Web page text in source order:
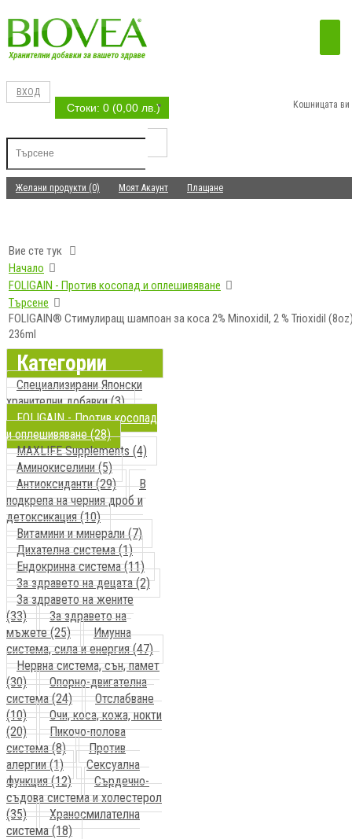
ВХОД
Стоки: 0 (0,00 лв.) Кошницата ви
Желани продукти (0) Моят Акаунт Плащане
Вие сте тук
Начало
FOLIGAIN - Против косопад и оплешивяване
Търсене
FOLIGAIN® Стимулиращ шампоан за коса 2% Minoxidil, 2 % Trioxidil
236ml
Категории
Специализирани Японски
хранителни добавки (3)
FOLIGAIN - Против косопад
и оплешивяване (28)
MAXLIFE Supplements (4)
Аминокиселини (5)
Антиоксиданти (29)
В
подкрепа на черния дроб и
детоксикация (10)
Витамини и минерали (7)
Дихателна система (1)
Ендокринна система (11)
За здравето на децата (2)
За здравето на жените
(33)
За здравето на
мъжете (25)
Имунна
система, сила и енергия (47)
Нервна система, сън, памет
(30)
Опорно-двигателна
система (24)
Отслабване
(10)
Очи, коса, кожа, нокти
(20)
Пикочо-полова
система (8)
Против
алергии (1)
Сексуална
функция (12)
Сърдечно-
съдова система и холестерол
(35)
Храносмилателна
система (18)